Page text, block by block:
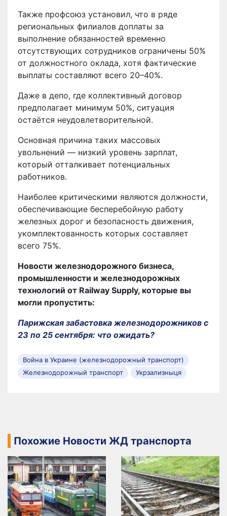
Также профсоюз установил, что в ряде
региональных филиалов доплаты за
выполнение обязанностей временно
отсутствующих сотрудников ограничены 50%
от должностного оклада, хотя фактические
выплаты составляют всего 20–40%.
Даже в депо, где коллективный договор
предполагает минимум 50%, ситуация
остаётся неудовлетворительной.
Основная причина таких массовых
увольнений — низкий уровень зарплат,
который отталкивает потенциальных
работников.
Наиболее критическими являются должности,
обеспечивающие бесперебойную работу
железных дорог и безопасность движения,
укомплектованность которых составляет
всего 75%.
Новости железнодорожного бизнеса,
промышленности и железнодорожных
технологий от Railway Supply, которые вы
могли пропустить:
Парижская забастовка железнодорожников с
23 по 25 сентября: что ожидать?
Война в Украине (железнодорожный транспорт)
Железнодорожный транспорт
Укрзализныця
Похожие Новости ЖД транспорта